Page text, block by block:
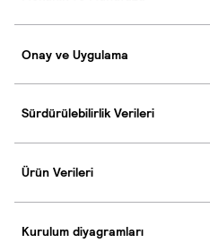
Onay ve Uygulama
Sürdürülebilirlik Verileri
Ürün Verileri
Kurulum diyagramları